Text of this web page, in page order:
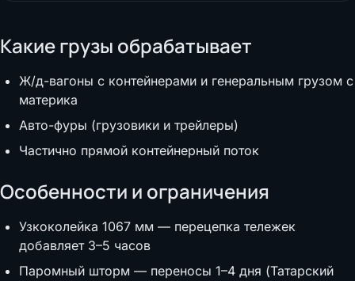
Какие грузы обрабатывает
Ж/д-вагоны с контейнерами и генеральным грузом с
материка
Авто-фуры (грузовики и трейлеры)
Частично прямой контейнерный поток
Особенности и ограничения
Узкоколейка 1067 мм — перецепка тележек
добавляет 3–5 часов
Паромный шторм — переносы 1–4 дня (Татарский